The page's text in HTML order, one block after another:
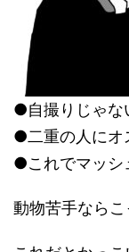
●自撮りじゃな
●二重の人にオ
●これでマッシ
動物苦手ならこ